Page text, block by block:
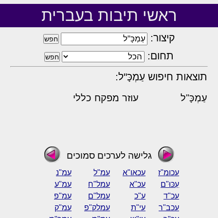
ראשי תיבות בעברית
קיצור:
תחום:
תוצאות חיפוש עַמְכָּ"ל:
עַמְכָּ"ל עוזר מפקח כללי
גלישה לערכים סמוכים
עכומ"ז עכאו"א עמ"ל
עמ"נ
עַכּוּ"ם
עכ"א עמל"ח
עמ"ע
עכ"ד
ע"כ עמל"ם
עמ"פ
עכב"ר
עי"ת עמלק"פ
עמ"ק